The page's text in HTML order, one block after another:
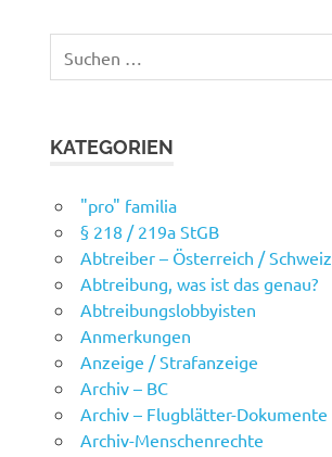
nach:
KATEGORIEN
"pro" familia
§ 218 / 219a StGB
Abtreiber – Österreich / Schweiz
Abtreibung, was ist das genau?
Abtreibungslobbyisten
Anmerkungen
Anzeige / Strafanzeige
Archiv – BC
Archiv – Flugblätter-Dokumente
Archiv-Menschenrechte